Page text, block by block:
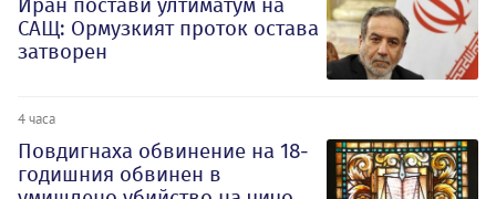
Иран постави ултиматум на
САЩ: Ормузкият проток остава
затворен
4 часа
Повдигнаха обвинение на 18-
годишния обвинен в